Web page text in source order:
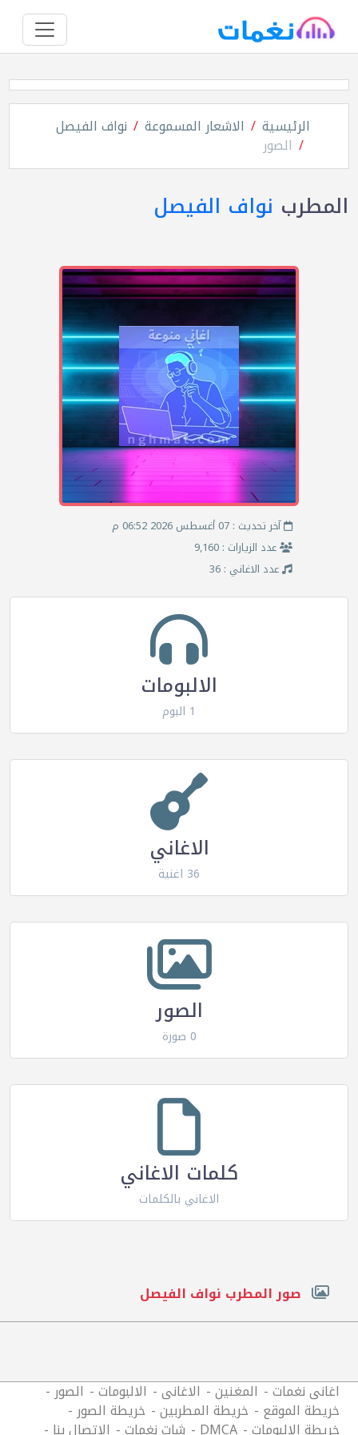
الرئيسية الاشعار المسموعة نواف الفيصل
الصور
المطرب نواف الفيصل
آخر تحديث : 07 أغسطس 2026 06:52 م
عدد الزيارات : 9,160
عدد الاغاني : 36
الالبومات
1 البوم
الاغاني
36 اغنية
الصور
0 صورة
كلمات الاغاني
الاغاني بالكلمات
صور المطرب نواف الفيصل
اغانى نغمات المغنين الاغانى الالبومات الصور
خريطة الموقع خريطة المطربين خريطة الصور
خريطة الالبومات DMCA شات نغمات الاتصال بنا